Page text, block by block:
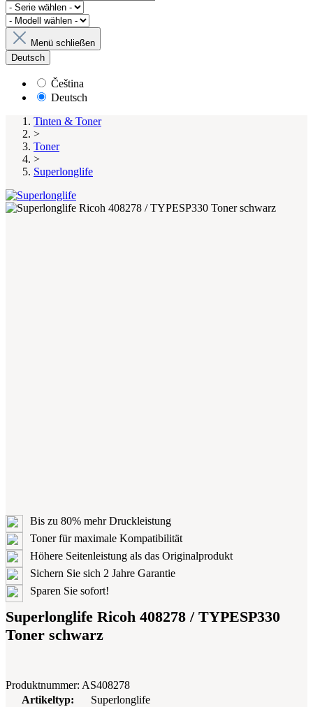
Menü schließen
Deutsch
Čeština
Deutsch
Tinten & Toner
>
Toner
>
Superlonglife
Bis zu 80% mehr Druckleistung
Toner für maximale Kompatibilität
Höhere Seitenleistung als das Originalprodukt
Sichern Sie sich 2 Jahre Garantie
Sparen Sie sofort!
Superlonglife Ricoh 408278 / TYPESP330
Toner schwarz
Produktnummer: AS408278
Artikeltyp:
Superlonglife